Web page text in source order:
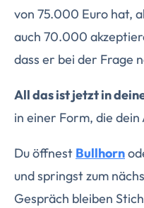
von 75.000 Euro hat,
auch 70.000
dass er bei der Frage
All das ist jetzt in
in einer Form, die
Du öffnest Bullhorn
und springst zum
Gespräch bleiben